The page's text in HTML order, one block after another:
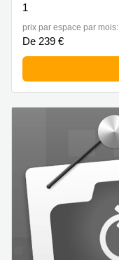
1
prix par espace par mois:
De 239 €